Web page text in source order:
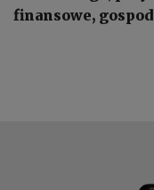
finansowe,